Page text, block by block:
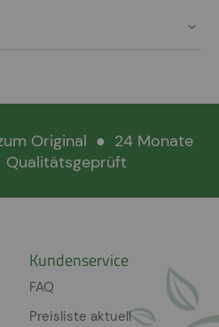
Original ● 24 Monate
Qualitätsgeprüft
Kundenservice
FAQ
Preisliste aktuell